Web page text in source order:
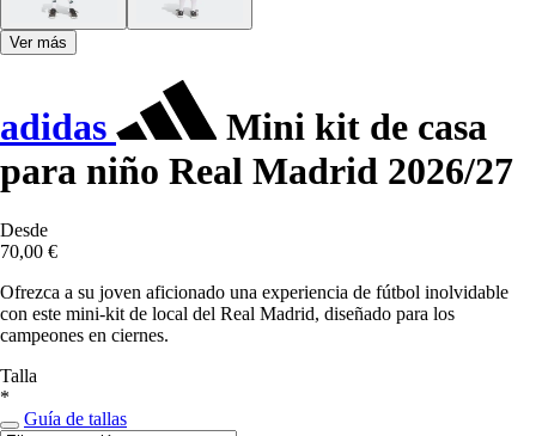
Ver más
adidas
Mini kit de casa
para niño Real Madrid 2026/27
Desde
70,00 €
Ofrezca a su joven aficionado una experiencia de fútbol inolvidable
con este mini-kit de local del Real Madrid, diseñado para los
campeones en ciernes.
Talla
*
Guía de tallas